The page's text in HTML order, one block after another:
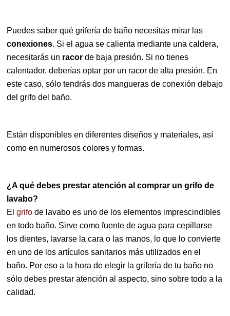
Puedes saber qué grifería de baño necesitas mirar las
conexiones. Si el agua se calienta mediante una caldera,
necesitarás un racor de baja presión. Si no tienes
calentador, deberías optar por un racor de alta presión. En
este caso, sólo tendrás dos mangueras de conexión debajo
del grifo del baño.
Están disponibles en diferentes diseños y materiales, así
como en numerosos colores y formas.
¿A qué debes prestar atención al comprar un grifo de
lavabo?
Elgrifo de lavabo es uno de los elementos imprescindibles
en todo baño. Sirve como fuente de agua para cepillarse
los dientes, lavarse la cara o las manos, lo que lo convierte
en uno de los artículos sanitarios más utilizados en el
baño. Por eso a la hora de elegir la grifería de tu baño no
sólo debes prestar atención al aspecto, sino sobre todo a la
calidad.